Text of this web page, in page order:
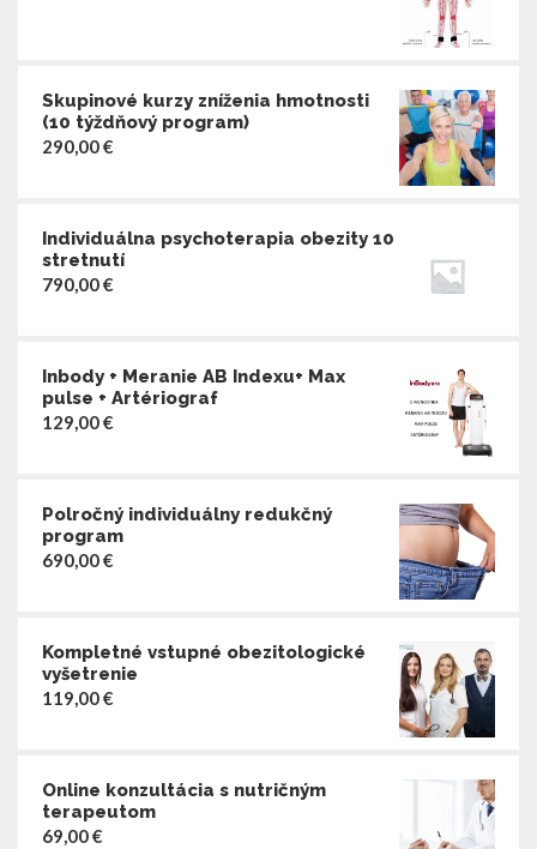
Skupinové kurzy zníženia hmotnosti
(10 týždňový program)
290,00€
Individuálna psychoterapia obezity 10
stretnutí
790,00€
Inbody + Meranie AB Indexu+ Max
pulse + Artériograf
129,00€
Polročný individuálny redukčný
program
690,00€
Kompletné vstupné obezitologické
vyšetrenie
119,00€
Online konzultácia s nutričným
terapeutom
69,00€